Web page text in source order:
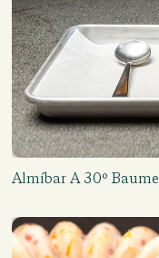
Almíbar A 30º Baume